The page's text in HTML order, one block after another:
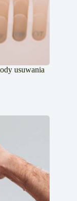
usuwania